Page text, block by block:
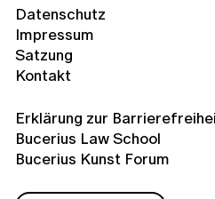
Datenschutz
Impressum
Satzung
Kontakt
Erklärung zur
Bucerius Law School
Bucerius Kunst Forum